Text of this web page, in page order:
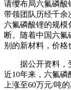
请缨布局六氟磷酸
带领团队历经千余
六氟磷酸锂的规模
断。随着中国六氟
别的新材料，价格
据公开资料，
近10年来，六氟磷
上涨至60万元/吨